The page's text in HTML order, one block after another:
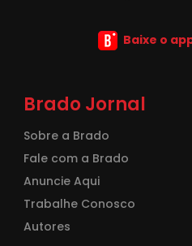
Baixe o
Brado Jornal
Sobre a Brado
Fale com a Brado
Anuncie Aqui
Trabalhe Conosco
Autores